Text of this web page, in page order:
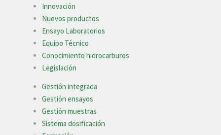
Innovación
Nuevos productos
Ensayo Laboratorios
Equipo Técnico
Conocimiento hidrocarburos
Legislación
Gestión integrada
Gestión ensayos
Gestión muestras
Sistema dosificación